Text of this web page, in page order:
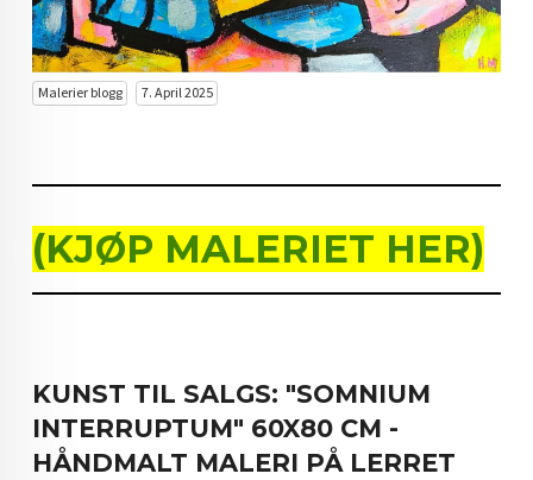
NORSK KUNST
DOPAMIN DECOR NORGE
Malerier blogg 7. April 2025
(KJØP MALERIET HER)
KUNST TIL SALGS: "SOMNIUM
INTERRUPTUM" 60X80 CM -
HÅNDMALT MALERI PÅ LERRET